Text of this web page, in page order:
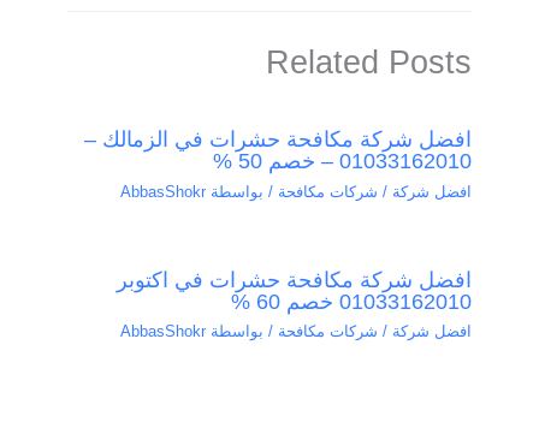
Related Posts
افضل شركة مكافحة حشرات في الزمالك –
01033162010 – خصم 50 %
افضل شركة / شركات مكافحة / بواسطة AbbasShokr
افضل شركة مكافحة حشرات في اكتوبر
01033162010 خصم 60 %
افضل شركة / شركات مكافحة / بواسطة AbbasShokr